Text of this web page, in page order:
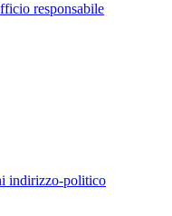
responsabile
indirizzo-politico